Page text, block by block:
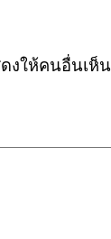
งให้คนอื่นเห็น